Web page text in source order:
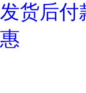
发货后付
惠